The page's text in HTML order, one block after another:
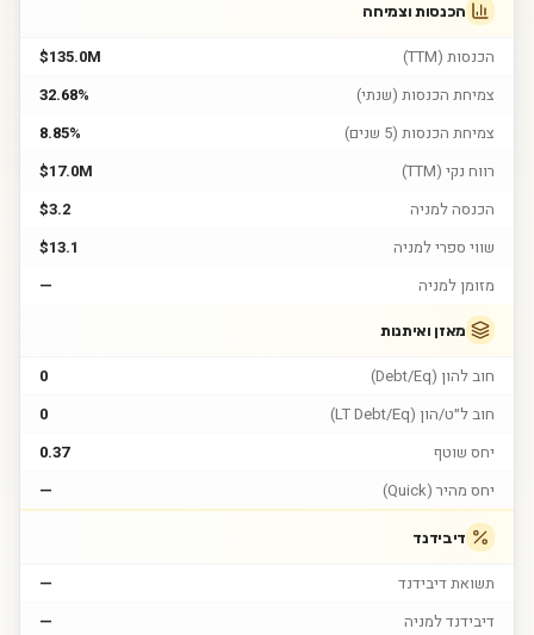
הכנסות וצמיחה
הכנסות (TTM)
$135.0M
צמיחת הכנסות (שנתי)
32.68%
צמיחת הכנסות (5 שנים)
8.85%
רווח נקי (TTM)
$17.0M
הכנסה למניה
$3.2
שווי ספרי למניה
$13.1
מזומן למניה
—
מאזן ואיתנות
חוב להון (Debt/Eq)
0
חוב ל״ט/הון (LT Debt/Eq)
0
יחס שוטף
0.37
יחס מהיר (Quick)
—
דיבידנד
תשואת דיבידנד
—
דיבידנד למניה
—